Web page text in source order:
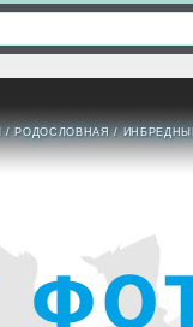
/РОДОСЛОВНАЯ /